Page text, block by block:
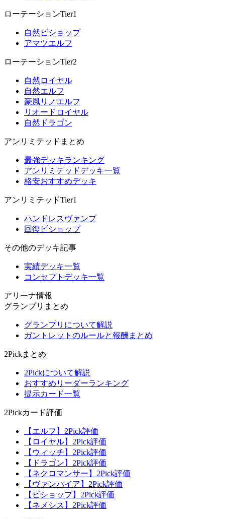
ローテーションTier1
自然ビショップ
アマツエルフ
ローテーションTier2
自然ロイヤル
自然エルフ
豪風リノエルフ
リオードロイヤル
自然ドラゴン
アンリミテッドまとめ
最強デッキランキング
アンリミテッドデッキ一覧
格安おすすめデッキ
アンリミテッドTier1
ハンドレスヴァンプ
回復ビショップ
その他のデッキ記事
実績デッキ一覧
コンセプトデッキ一覧
アリーナ情報
グランプリまとめ
グランプリについて解説
ガントレットのルールと報酬まとめ
2Pickまとめ
2Pickについて解説
おすすめリーダーランキング
提示カード一覧
2Pickカード評価
【エルフ】2Pick評価
【ロイヤル】2Pick評価
【ウィッチ】2Pick評価
【ドラゴン】2Pick評価
【ネクロマンサー】2Pick評価
【ヴァンパイア】2Pick評価
【ビショップ】2Pick評価
【ネメシス】2Pick評価